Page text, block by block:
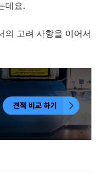
데요.
의 고려 사항을 이어서